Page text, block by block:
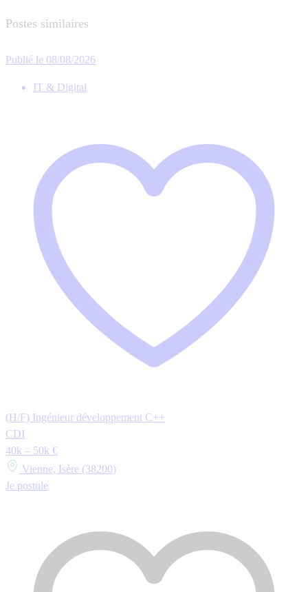
Postes similaires
Publié le 08/08/2026
IT & Digital
(H/F) Ingénieur développement C++
CDI
40k – 50k €
Vienne, Isère (38200)
Je postule